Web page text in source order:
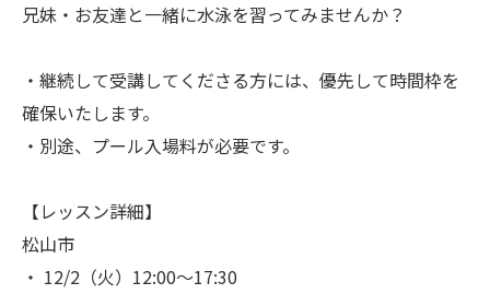
兄妹・お友達と一緒に水泳を習ってみませんか？
・継続して受講してくださる方には、優先して時間枠を
確保いたします。
・別途、プール入場料が必要です。
【レッスン詳細】
松山市
・ 12/2（火）12:00〜17:30